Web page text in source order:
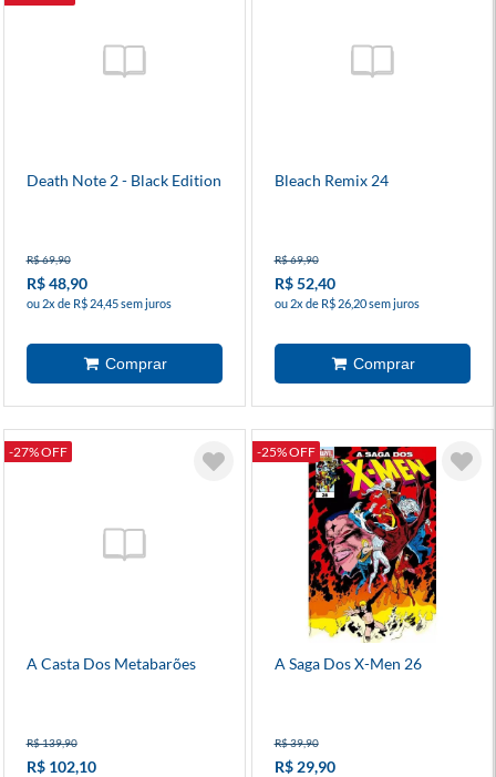
Death Note 2 - Black Edition
R$ 69,90
R$ 48,90
ou 2x de R$ 24,45 sem juros
Bleach Remix 24
R$ 69,90
R$ 52,40
ou 2x de R$ 26,20 sem juros
-27% OFF
A Casta Dos Metabarões
R$ 139,90
R$ 102,10
-25% OFF
A Saga Dos X-Men 26
R$ 39,90
R$ 29,90